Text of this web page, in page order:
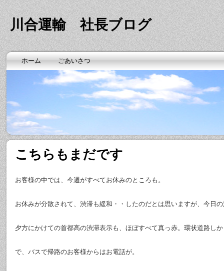
川合運輸 社長ブログ
ホーム ごあいさつ
こちらもまだです
お客様の中では、今週がすべてお休みのところも。
お休みが分散されて、渋滞も緩和・・したのだとは思いますが、今日
夕方にかけての首都高の渋滞表示も、ほぼすべて真っ赤。環状道路し
で、バスで帰路のお客様からはお電話が。